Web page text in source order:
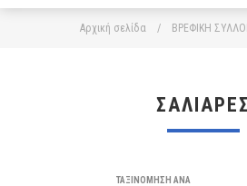
Αρχική σελίδα / ΒΡΕΦΙΚΗ
ΣΑΛΙΑΡΕΣ
ΤΑΞΙΝΌΜΗΣΗ ΑΝΆ